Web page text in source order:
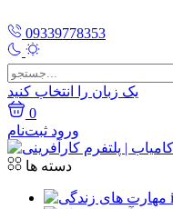
09339778353
یک زبان را انتخاب کنید
0
ورود ثبت‌نام
دسته ها